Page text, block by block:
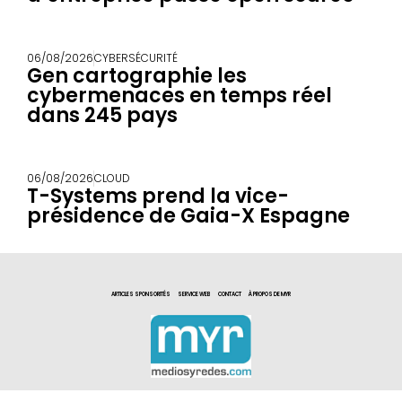
06/08/2026CYBERSÉCURITÉ
Gen cartographie les
cybermenaces en temps réel
dans 245 pays
06/08/2026CLOUD
T-Systems prend la vice-
présidence de Gaia-X Espagne
ARTICLES SPONSORITÉS SERVICE WEB CONTACT À PROPOS DE MYR